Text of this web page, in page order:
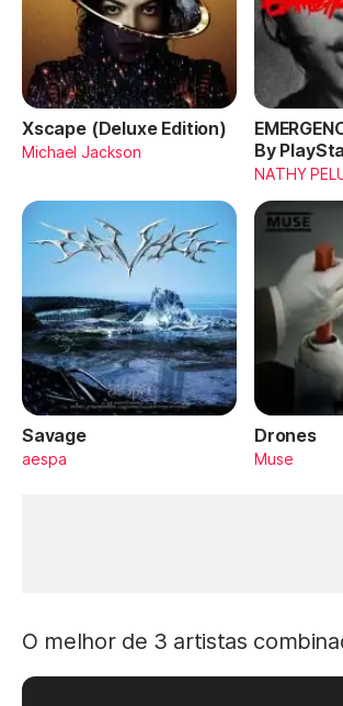
Xscape (Deluxe Edition)
Michael Jackson
By
Forbidden
NATHY
Savage
aespa
Drones
Muse
O melhor de 3 artistas